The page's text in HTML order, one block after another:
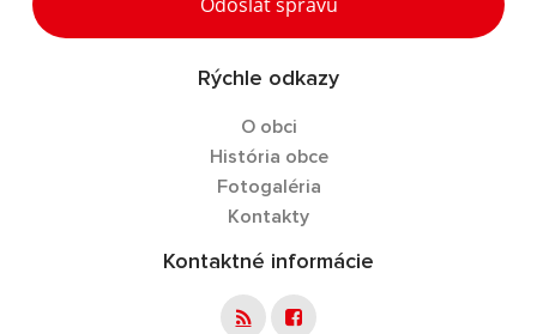
Rýchle odkazy
O obci
História obce
Fotogaléria
Kontakty
Kontaktné informácie